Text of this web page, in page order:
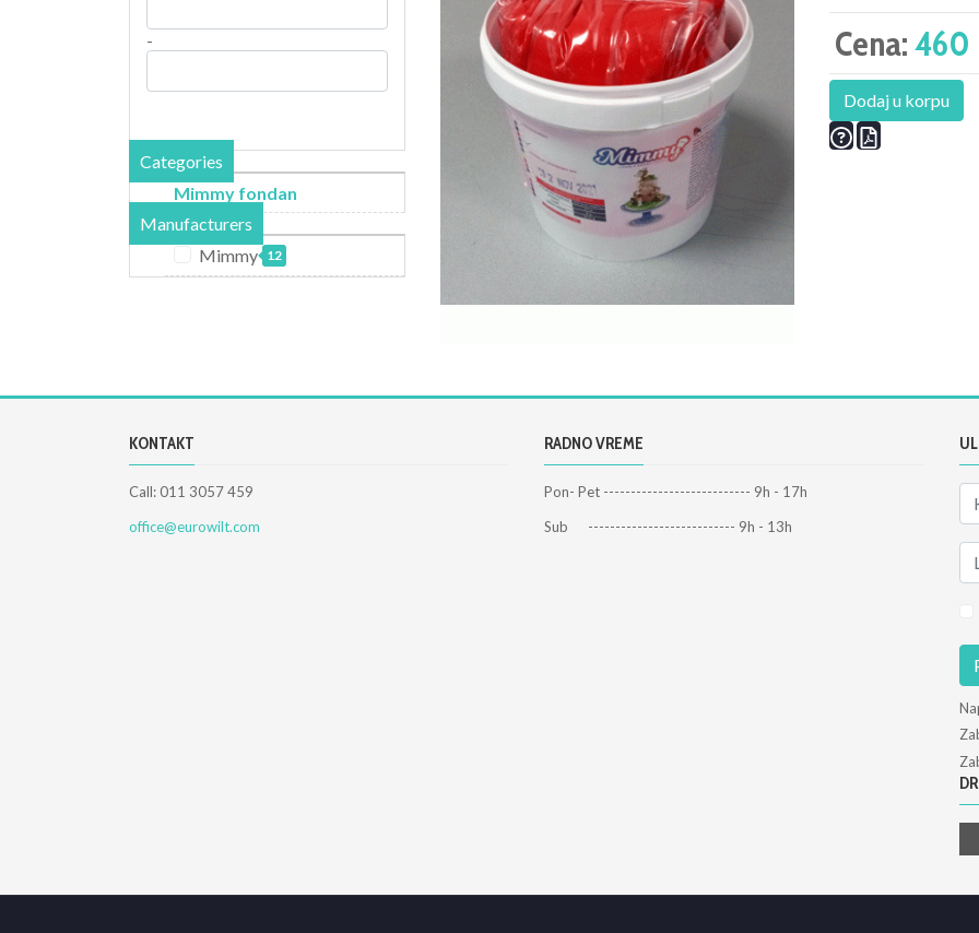
Cena:460
Dodaj u korpu
-
Categories
Mimmy fondan
Manufacturers
Mimmy 12
KONTAKT
Call: 011 3057 459
office@eurowilt.com
RADNO VREME
Pon- Pet --------------------------- 9h - 17h
Sub --------------------------- 9h - 13h